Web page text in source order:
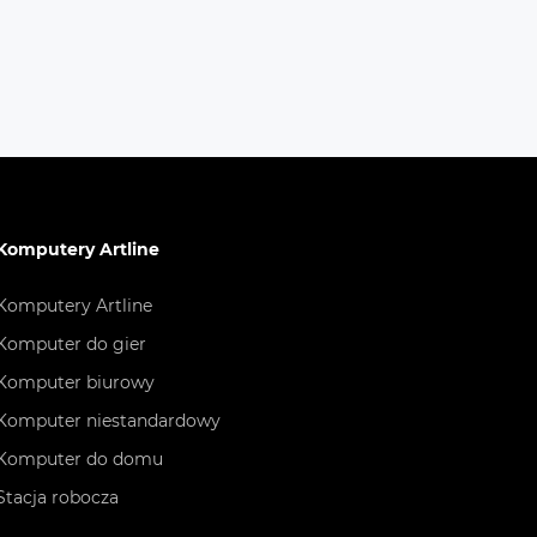
Artline
Artline
do gier
biurowy
niestandardowy
do domu
robocza